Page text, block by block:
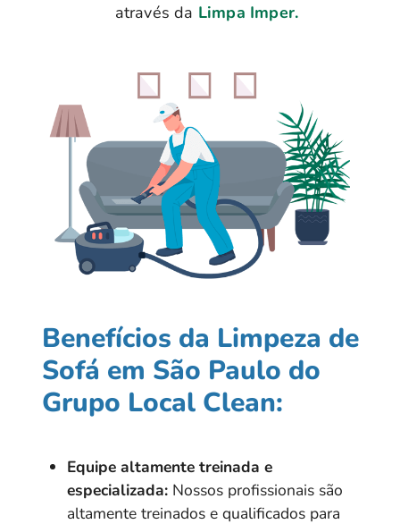
através da Limpa Imper.
Benefícios da Limpeza de
Sofá em São Paulo do
Grupo Local Clean:
Equipe altamente treinada e
especializada: Nossos profissionais são
altamente treinados e qualificados para